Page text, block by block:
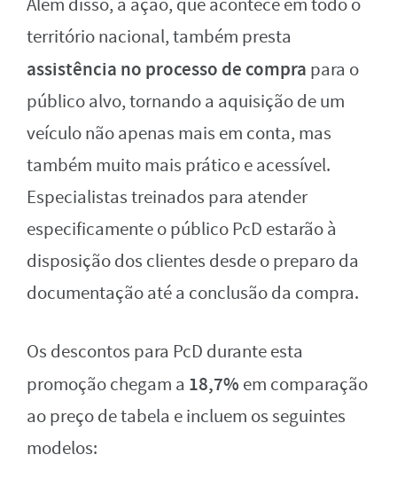
Além disso, a ação, que acontece em todo o
território nacional, também presta
assistência no processo de compra para o
público alvo, tornando a aquisição de um
veículo não apenas mais em conta, mas
também muito mais prático e acessível.
Especialistas treinados para atender
especificamente o público PcD estarão à
disposição dos clientes desde o preparo da
documentação até a conclusão da compra.
Os descontos para PcD durante esta
promoção chegam a 18,7% em comparação
ao preço de tabela e incluem os seguintes
modelos: